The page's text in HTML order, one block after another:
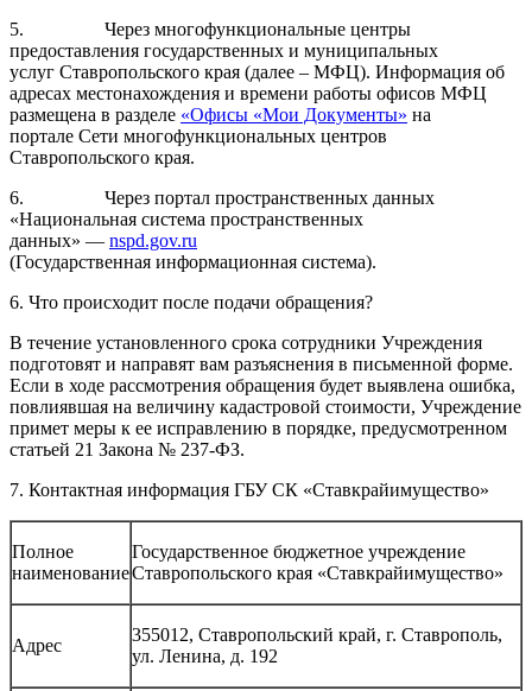
5. Через многофункциональные центры
предоставления государственных и муниципальных
услуг Ставропольского края (далее – МФЦ). Информация об
адресах местонахождения и времени работы офисов МФЦ
размещена в разделе «Офисы «Мои Документы» на
портале Сети многофункциональных центров
Ставропольского края.
6. Через портал пространственных данных
«Национальная система пространственных
данных» — nspd.gov.ru
(Государственная информационная система).
6. Что происходит после подачи обращения?
В течение установленного срока сотрудники Учреждения
подготовят и направят вам разъяснения в письменной форме.
Если в ходе рассмотрения обращения будет выявлена ошибка,
повлиявшая на величину кадастровой стоимости, Учреждение
примет меры к ее исправлению в порядке, предусмотренном
статьей 21 Закона № 237-ФЗ.
7. Контактная информация ГБУ СК «Ставкрайимущество»
Полное
наименование
Государственное бюджетное учреждение
Ставропольского края «Ставкрайимущество»
Адрес
355012, Ставропольский край, г. Ставрополь,
ул. Ленина, д. 192